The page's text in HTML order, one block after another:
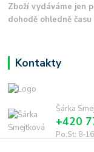
Zboží vydáváme jen
dohodě ohledně
Kontakty
Šárka
+420
Po,St: 8-